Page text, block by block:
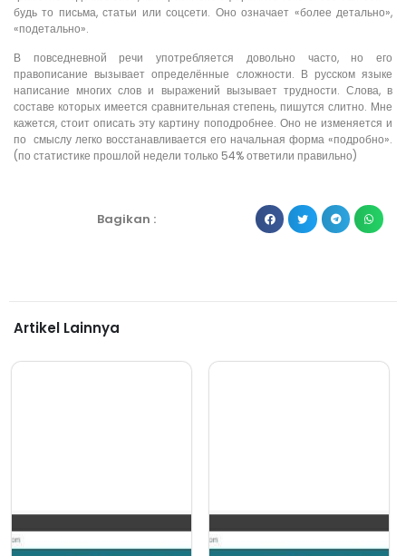
будь то письма, статьи или соцсети. Оно означает «более детально»,
«подетально».
В повседневной речи употребляется довольно часто, но его
правописание вызывает определённые сложности. В русском языке
написание многих слов и выражений вызывает трудности. Слова, в
составе которых имеется сравнительная степень, пишутся слитно. Мне
кажется, стоит описать эту картину поподробнее. Оно не изменяется и
по смыслу легко восстанавливается его начальная форма «подробно».
(по статистике прошлой недели только 54% ответили правильно)
Bagikan :
Artikel Lainnya